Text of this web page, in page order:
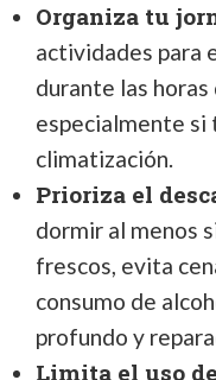
Organiza tu
actividades para
durante las
especialmente si
climatización.
Prioriza el
dormir al menos
frescos, evita
consumo de
profundo y
Limita el uso